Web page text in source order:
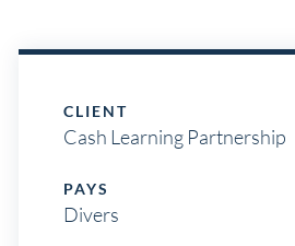
CLIENT
Cash Learning Partnership
PAYS
Divers